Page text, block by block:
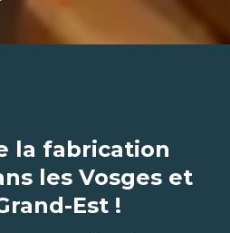
la fabrication
les Vosges et
Est !